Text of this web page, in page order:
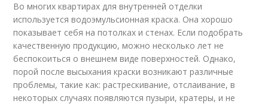
Во многих квартирах для внутренней отделки
используется водоэмульсионная краска. Она хорошо
показывает себя на потолках и стенах. Если подобрать
качественную продукцию, можно несколько лет не
беспокоиться о внешнем виде поверхностей. Однако,
порой после высыхания краски возникают различные
проблемы, такие как: растрескивание, отслаивание, в
некоторых случаях появляются пузыри, кратеры, и не